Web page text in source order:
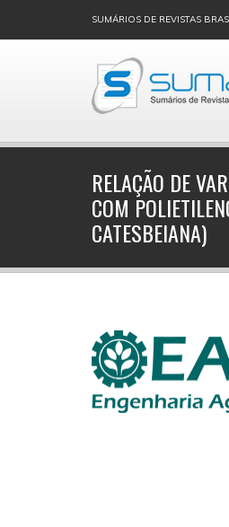
SUMÁRIOS DE REVISTAS
RELAÇÃO DE
COM
CATESBEIANA)